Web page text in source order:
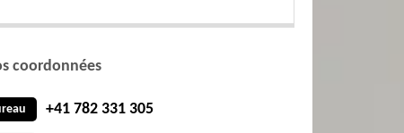
coordonnées
+41 782 331 305